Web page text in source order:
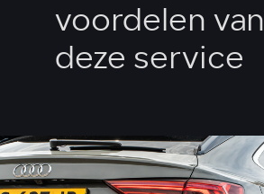
voordelen van
deze service